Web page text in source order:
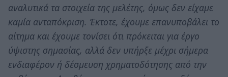
αναλυτικά τα στοιχεία της μελέτης, όμως δεν είχαμε
καμία ανταπόκριση. Έκτοτε, έχουμε επανυποβάλει το
αίτημα και έχουμε τονίσει ότι πρόκειται για έργο
ύψιστης σημασίας, αλλά δεν υπήρξε μέχρι σήμερα
ενδιαφέρον ή δέσμευση χρηματοδότησης από την